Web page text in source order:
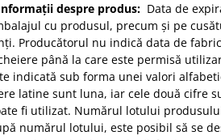
despre produs: Data de
cu produsul, precum și pe
Producătorul nu indică data de
până la care este permisă
indicată sub forma unei valori
latine sunt luna, iar cele două cifre
fi utilizat. Numărul lotului
numărul lotului, este posibil să se